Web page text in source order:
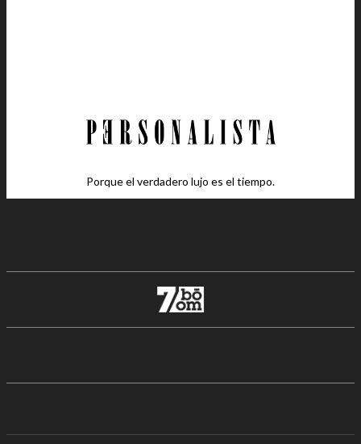
Porque el verdadero lujo es el tiempo.